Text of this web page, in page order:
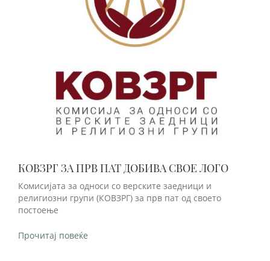
КОВЗРГ ЗА ПРВ ПАТ ДОБИВА СВОЕ ЛОГО
Комисијата за односи со верските заедници и
религиозни групи (КОВЗРГ) за прв пат од своето
постоење
Прочитај повеќе